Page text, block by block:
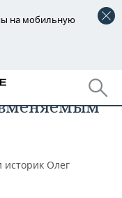
на мобильную
Олег